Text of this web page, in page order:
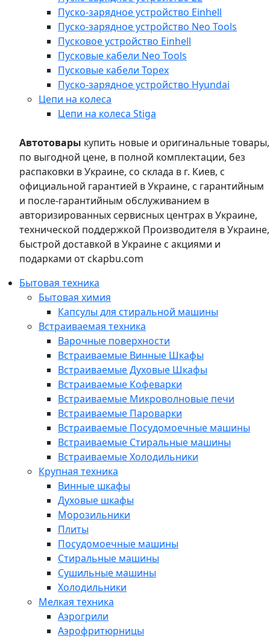
Пуско-зарядное устройство Einhell
Пуско-зарядное устройство Neo Tools
Пусковое устройство Einhell
Пусковые кабели Neo Tools
Пусковые кабели Topex
Пуско-зарядное устройство Hyundai
Цепи на колеса
Цепи на колеса Stiga
Автотовары купить новые и оригинальные товары,
по выгодной цене, в полной комплектации, без
распаковки в Украине, со склада в г. Киев, с
официальной гарантией в Украине, с гарантийным
и после-гарантийным обслуживанием в
авторизированных сервисных центрах в Украине,
технической поддержкой Производителя в Украине,
быстрой доставкой в Украине с акциями и
подарками от ckapbu.com
Бытовая техника
Бытовая химия
Капсулы для стиральной машины
Встраиваемая техника
Варочные поверхности
Встраиваемые Винные Шкафы
Встраиваемые Духовые Шкафы
Встраиваемые Кофеварки
Встраиваемые Микроволновые печи
Встраиваемые Пароварки
Встраиваемые Посудомоечные машины
Встраиваемые Стиральные машины
Встраиваемые Холодильники
Крупная техника
Винные шкафы
Духовые шкафы
Морозильники
Плиты
Посудомоечные машины
Стиральные машины
Сушильные машины
Холодильники
Мелкая техника
Аэрогрили
Аэрофритюрницы